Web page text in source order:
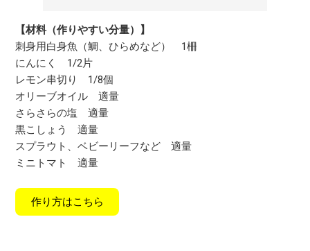
【材料（作りやすい分量）】
刺身用白身魚（鯛、ひらめなど） 1柵
にんにく 1/2片
レモン串切り 1/8個
オリーブオイル 適量
さらさらの塩 適量
黒こしょう 適量
スプラウト、ベビーリーフなど 適量
ミニトマト 適量
作り方はこちら